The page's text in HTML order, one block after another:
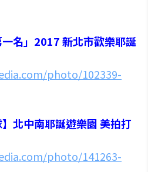
一名」2017 新北市歡樂耶誕
photo/102339-
北中南耶誕遊樂園 美拍打
photo/141263-